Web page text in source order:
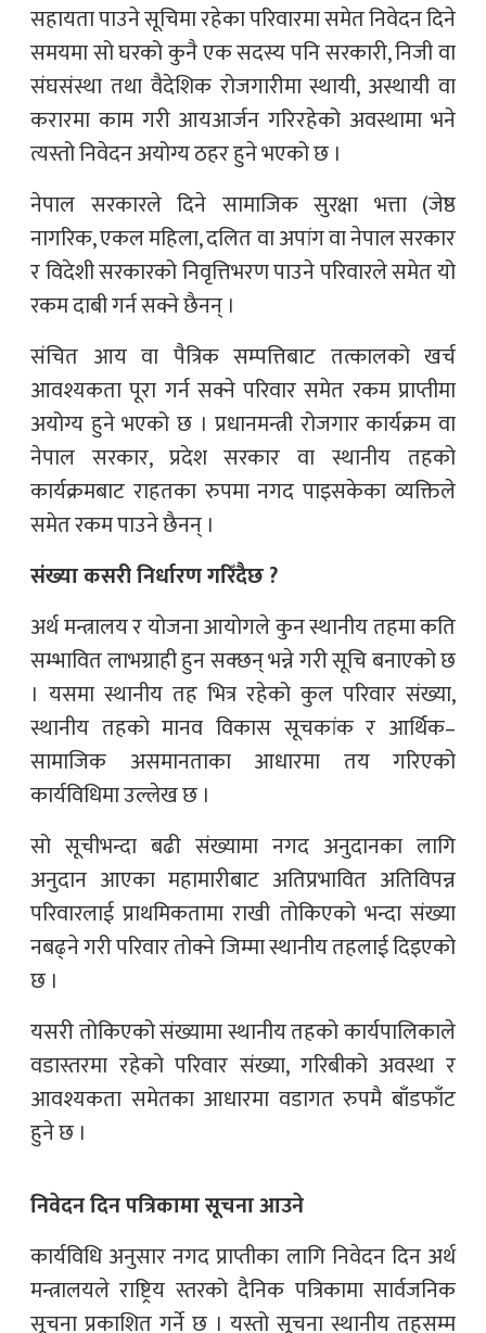
सहायता पाउने सूचिमा रहेका परिवारमा समेत निवेदन दिने
समयमा सो घरको कुनै एक सदस्य पनि सरकारी, निजी वा
संघसंस्था तथा वैदेशिक रोजगारीमा स्थायी, अस्थायी वा
करारमा काम गरी आयआर्जन गरिरहेको अवस्थामा भने
त्यस्तो निवेदन अयोग्य ठहर हुने भएको छ ।
नेपाल सरकारले दिने सामाजिक सुरक्षा भत्ता (जेष्ठ
नागरिक, एकल महिला, दलित वा अपांग वा नेपाल सरकार
र विदेशी सरकारको निवृत्तिभरण पाउने परिवारले समेत यो
रकम दाबी गर्न सक्ने छैनन् ।
संचित आय वा पैत्रिक सम्पत्तिबाट तत्कालको खर्च
आवश्यकता पूरा गर्न सक्ने परिवार समेत रकम प्राप्तीमा
अयोग्य हुने भएको छ । प्रधानमन्त्री रोजगार कार्यक्रम वा
नेपाल सरकार, प्रदेश सरकार वा स्थानीय तहको
कार्यक्रमबाट राहतका रुपमा नगद पाइसकेका व्यक्तिले
समेत रकम पाउने छैनन् ।
संख्या कसरी निर्धारण गरिँदैछ ?
अर्थ मन्त्रालय र योजना आयोगले कुन स्थानीय तहमा कति
सम्भावित लाभग्राही हुन सक्छन् भन्ने गरी सूचि बनाएको छ
। यसमा स्थानीय तह भित्र रहेको कुल परिवार संख्या,
स्थानीय तहको मानव विकास सूचकांक र आर्थिक–
सामाजिक असमानताका आधारमा तय गरिएको
कार्यविधिमा उल्लेख छ ।
सो सूचीभन्दा बढी संख्यामा नगद अनुदानका लागि
अनुदान आएका महामारीबाट अतिप्रभावित अतिविपन्न
परिवारलाई प्राथमिकतामा राखी तोकिएको भन्दा संख्या
नबढ्ने गरी परिवार तोक्ने जिम्मा स्थानीय तहलाई दिइएको
छ ।
यसरी तोकिएको संख्यामा स्थानीय तहको कार्यपालिकाले
वडास्तरमा रहेको परिवार संख्या, गरिबीको अवस्था र
आवश्यकता समेतका आधारमा वडागत रुपमै बाँडफाँट
हुने छ ।
निवेदन दिन पत्रिकामा सूचना आउने
कार्यविधि अनुसार नगद प्राप्तीका लागि निवेदन दिन अर्थ
मन्त्रालयले राष्ट्रिय स्तरको दैनिक पत्रिकामा सार्वजनिक
सूचना प्रकाशित गर्ने छ । यस्तो सूचना स्थानीय तहसम्म